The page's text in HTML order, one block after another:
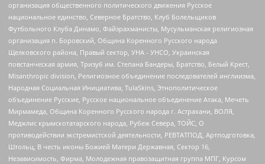
организация общественного политического движения Русское
национальное единство, Северное Братство, Клуб Болельщиков
Футбольного Клуба Динамо, Файзрахманисты, Мусульманская религиозная
организация п. Боровский, Община Коренного Русского народа
Щелковского района, Правый сектор, УНА - УНСО, Украинская
повстанческая армия, Тризуб им. Степана Бандеры, Братство, Белый Крест,
Misanthropic division, Религиозное объединение последователей инглиизма,
Народная Социальная Инициатива, TulaSkins, Этнополитическое
объединение Русские, Русское национальное объединение Атака, Мечеть
Мирмамеда, Община Коренного Русского народа г. Астрахани, ВОЛЯ,
Меджлис крымскотатарского народа, Рубеж Севера, ТОЙС, О
противодействии экстремистской деятельности, РЕВТАТПОД, Артподготовка,
Штольц, В честь иконы Божией Матери Державная, Сектор 16,
Независимость, Фирма, Молодежная правозащитная группа МПГ, Курсом